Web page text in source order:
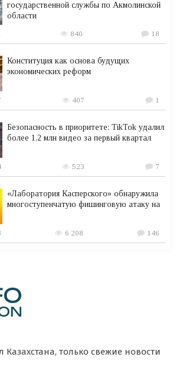
государственной службы по Акмолинской
области
840 18
Конституция как основа будущих
экономических реформ
407 1
Безопасность в приоритете: TikTok удалил
более 1,2 млн видео за первый квартал
523 7
«Лаборатория Касперского» обнаружила
многоступенчатую фишинговую атаку на
6 208 146
Казахстана, только свежие новости